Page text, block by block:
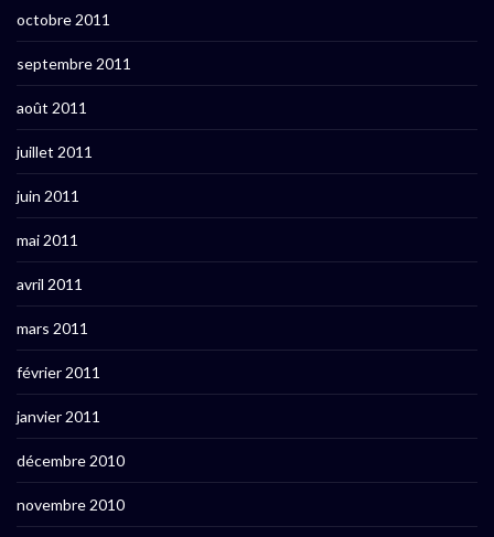
octobre 2011
septembre 2011
août 2011
juillet 2011
juin 2011
mai 2011
avril 2011
mars 2011
février 2011
janvier 2011
décembre 2010
novembre 2010